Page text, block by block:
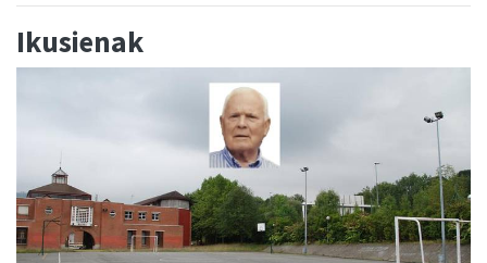
Ikusienak